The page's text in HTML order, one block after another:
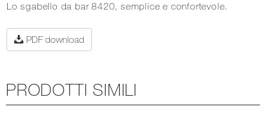
Lo sgabello da bar 8420, semplice e confortevole.
PDF download
PRODOTTI SIMILI